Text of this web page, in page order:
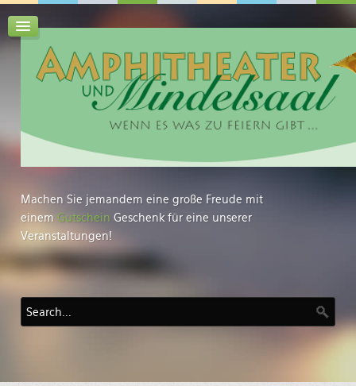
Machen Sie jemandem eine große Freude mit
einem Gutschein Geschenk für eine unserer
Veranstaltungen!